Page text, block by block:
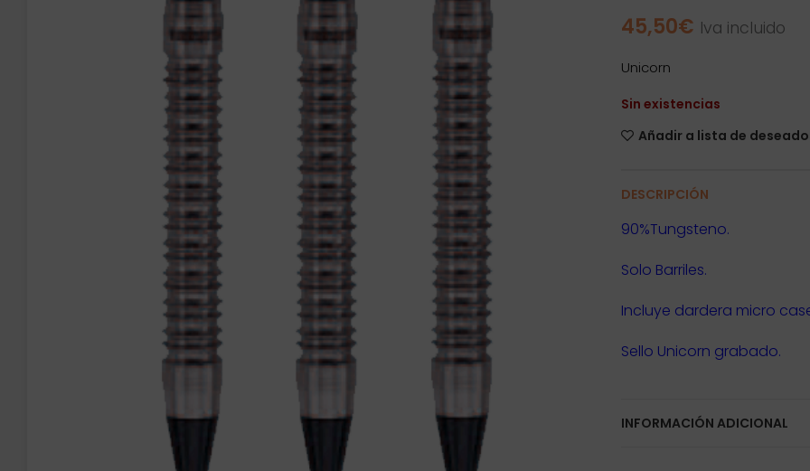
45,50€ Iva incluido
Unicorn
Sin existencias
Añadir a lista de
DESCRIPCIÓN
90%Tungsteno.
Solo Barriles.
Incluye dardera micro
Sello Unicorn grabado.
INFORMACIÓN ADICIONAL